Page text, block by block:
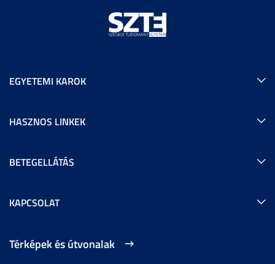
EGYETEMI KAROK
HASZNOS LINKEK
BETEGELLÁTÁS
KAPCSOLAT
Térképek és útvonalak